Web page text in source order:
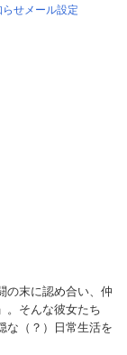
せメール設定
の末に認め合い、仲
。そんな彼女たち
な（？）日常生活を